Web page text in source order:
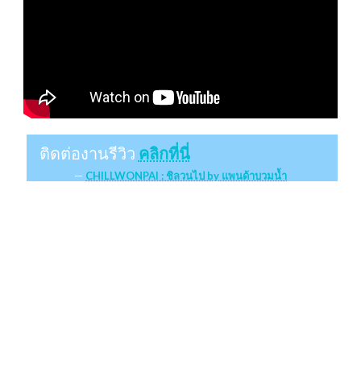
ติดต่องานรีวิว คลิกที่นี่
CHILLWONPAI : ชิลวนไป by แพนด้าบวมน้ำ